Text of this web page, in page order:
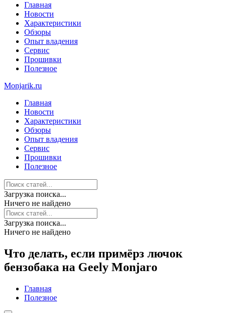
Главная
Новости
Характеристики
Обзоры
Опыт владения
Сервис
Прошивки
Полезное
Monjarik.ru
Главная
Новости
Характеристики
Обзоры
Опыт владения
Сервис
Прошивки
Полезное
Загрузка поиска...
Ничего не найдено
Загрузка поиска...
Ничего не найдено
Что делать, если примёрз лючок
бензобака на Geely Monjaro
Главная
Полезное